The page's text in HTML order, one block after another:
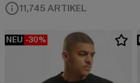
11,745 ARTIKEL
NEU -30%